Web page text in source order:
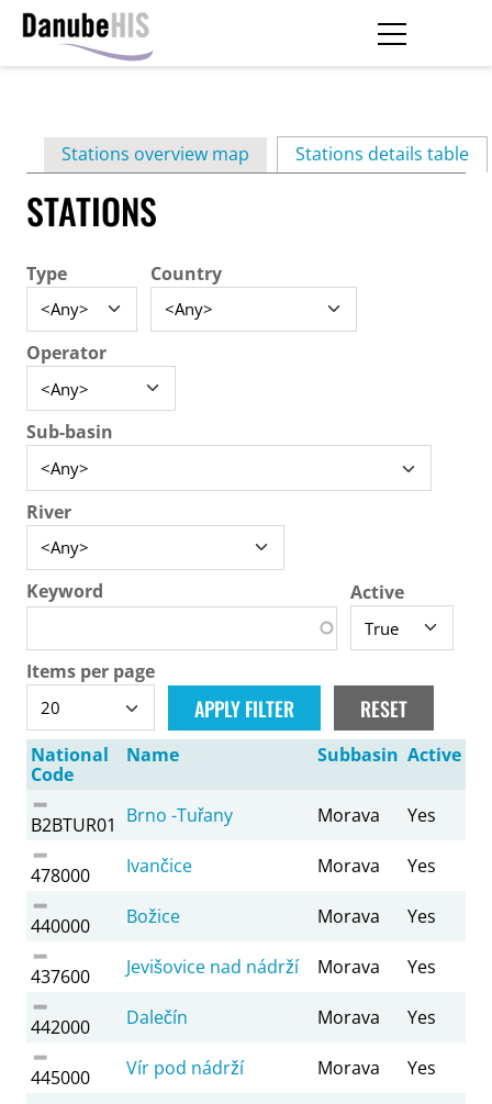
contentPrimary
tabs
Stations overview map Stations details table
STATIONS
Type Country
Operator
Sub-basin
River
Keyword Active
Items per page
National
Code
Name Subbasin Active
B2BTUR01 Brno -Tuřany Morava Yes
478000 Ivančice Morava Yes
440000 Božice Morava Yes
437600 Jevišovice nad nádrží Morava Yes
442000 Dalečín Morava Yes
445000 Vír pod nádrží Morava Yes